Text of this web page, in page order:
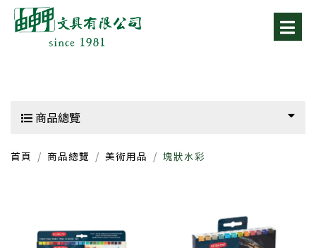
商品總覽
首頁 商品總覽 美術用品 塊狀水彩